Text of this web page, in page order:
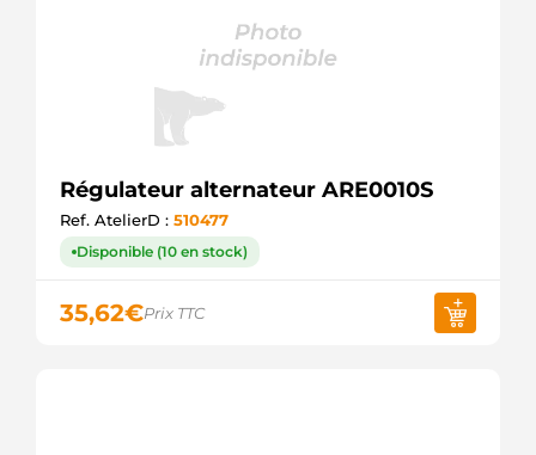
Régulateur alternateur ARE0010S
Ref. AtelierD : 510477
Disponible (10 en stock)
35,62€Prix TTC